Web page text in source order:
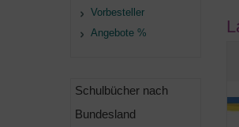
Vorbesteller
Angebote %
Schulbücher nach
Bundesland